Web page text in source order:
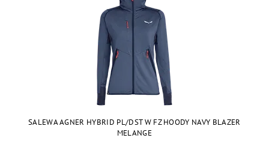
SALEWA AGNER HYBRID PL/DST W FZ HOODY NAVY BLAZER
MELANGE